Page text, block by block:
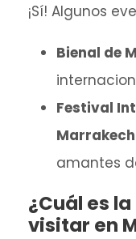
¡Sí! Algunos
Bienal de
Festival
Marrakech
amantes
¿Cuál es
visitar en